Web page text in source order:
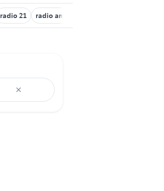
radio 21 radio amatore